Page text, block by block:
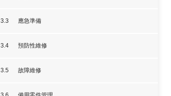
3.3 應急準備
3.4 預防性維修
3.5 故障維修